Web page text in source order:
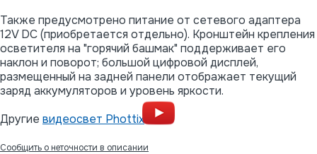
Также предусмотрено питание от сетевого адаптера
12V DC (приобретается отдельно). Кронштейн крепления
осветителя на "горячий башмак" поддерживает его
наклон и поворот; большой цифровой дисплей,
размещенный на задней панели отображает текущий
заряд аккумуляторов и уровень яркости.
Другие видеосвет Phottix
Сообщить о неточности в описании